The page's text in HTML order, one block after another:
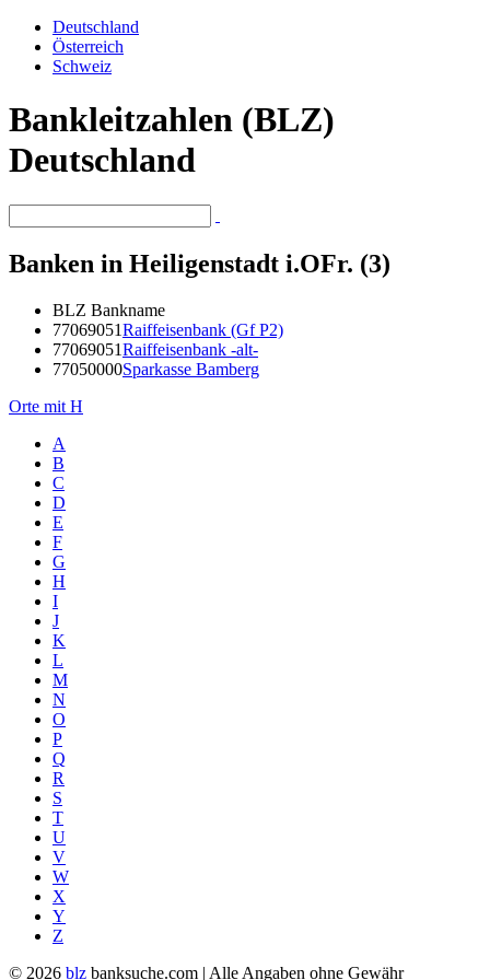
Deutschland
Österreich
Schweiz
Bankleitzahlen (BLZ)
Deutschland
Banken in Heiligenstadt i.OFr. (3)
BLZ Bankname
77069051Raiffeisenbank (Gf P2)
77069051Raiffeisenbank -alt-
77050000Sparkasse Bamberg
Orte mit H
A
B
C
D
E
F
G
H
I
J
K
L
M
N
O
P
Q
R
S
T
U
V
W
X
Y
Z
© 2026 blz banksuche.com | Alle Angaben ohne Gewähr